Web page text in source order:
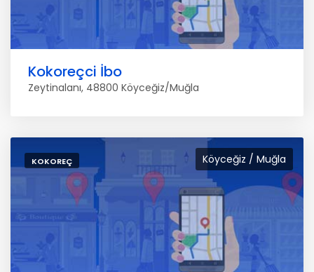
Kokoreçci İbo
Zeytinalanı, 48800 Köyceğiz/Muğla
Köyceğiz / Muğla
KOKOREÇ